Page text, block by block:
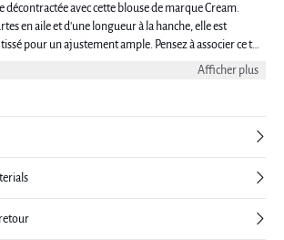
avec cette blouse de marque Cream.
en aile et d'une longueur à la hanche, elle est
pour un ajustement ample. Pensez à associer ce top
Afficher plus